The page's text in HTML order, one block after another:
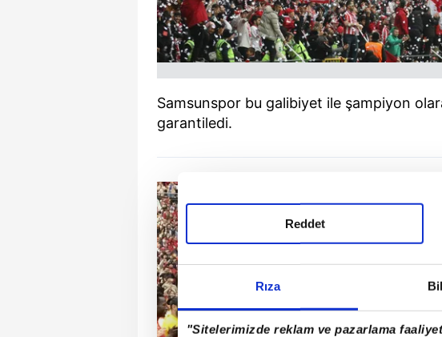
Rıza
"Sitelerimizde reklam ve pazarlama
Reddet
Samsunspor bu galibiyet ile şampiyon
garantiledi.